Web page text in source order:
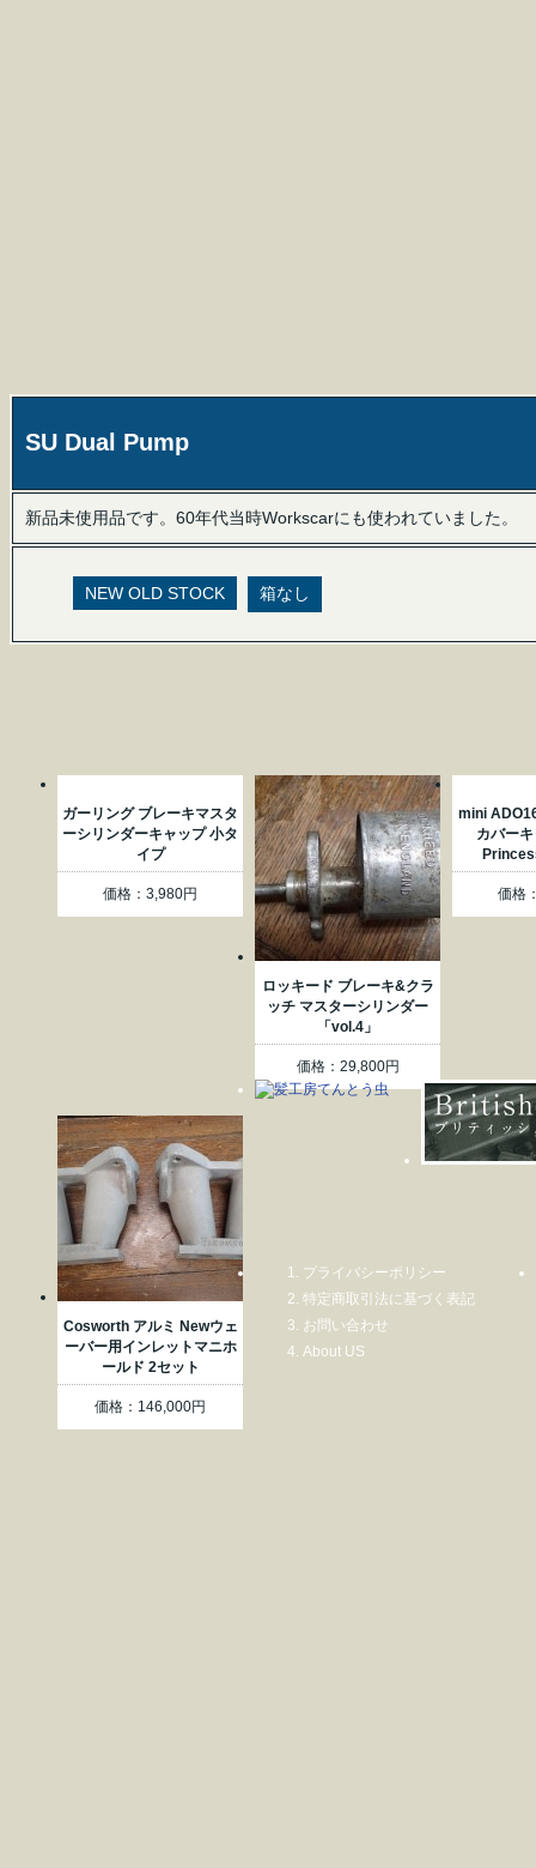
SU Dual Pump
新品未使用品です。60年代当時Workscarにも使われていました。
NEW OLD STOCK 箱なし
ガーリング ブレーキマスタ
ーシリンダーキャップ 小タ
イプ
価格：3,980円
ロッキード ブレーキ&クラ
ッチ マスターシリンダー
「vol.4」
価格：29,800円
mini
カバー
価格
Cosworth アルミ Newウェ
ーバー用インレットマニホ
ールド 2セット
価格：146,000円
プライバシーポリシー
特定商取引法に基づく表記
お問い合わせ
About US